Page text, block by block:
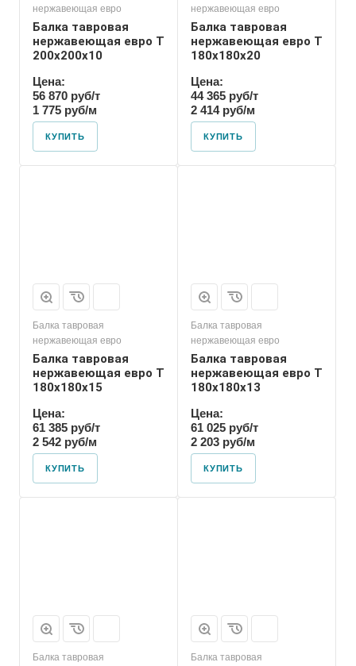
нержавеющая евро
Балка тавровая
нержавеющая евро T
200х200х10
Цена:
56 870 руб/т
1 775 руб/м
КУПИТЬ
нержавеющая евро
Балка тавровая
нержавеющая евро T
180х180х20
Цена:
44 365 руб/т
2 414 руб/м
КУПИТЬ
Балка тавровая
нержавеющая евро
Балка тавровая
нержавеющая евро T
180х180х15
Цена:
61 385 руб/т
2 542 руб/м
КУПИТЬ
Балка тавровая
нержавеющая евро
Балка тавровая
нержавеющая евро T
180х180х13
Цена:
61 025 руб/т
2 203 руб/м
КУПИТЬ
Балка тавровая
Балка тавровая